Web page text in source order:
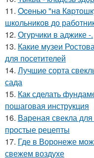
11. Oceнью "нa
школьников до
12. Огурчики в аджике -.
13. Какие музеи
для посетителей
14. Лучшие сорта
сада
15. Как сделать
пошаговая инструкция
16. Вареная свекла
простые рецепты
17. Где в Воронеже
свежем воздухе